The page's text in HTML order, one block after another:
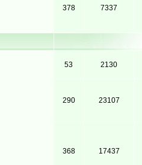
378 7337
53 2130
290 23107
368 17437